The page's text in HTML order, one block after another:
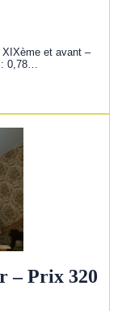
et avant –
0,78…
– Prix 320